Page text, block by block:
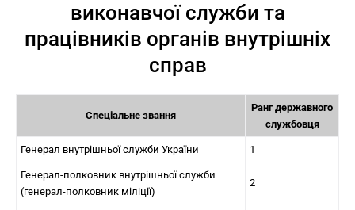
виконавчої служби та
працівників органів внутрішніх
справ
Спеціальне звання
Ранг державного
службовця
Генерал внутрішньої служби України 1
Генерал-полковник внутрішньої служби
(генерал-полковник міліції)
2